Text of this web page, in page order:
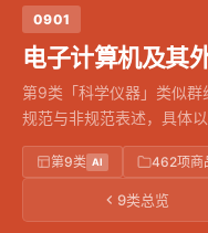
0901
电子计算机及其
第9类「科学仪器」类似
规范与非规范表述，具体
第9类 AI 462项商
9类总览